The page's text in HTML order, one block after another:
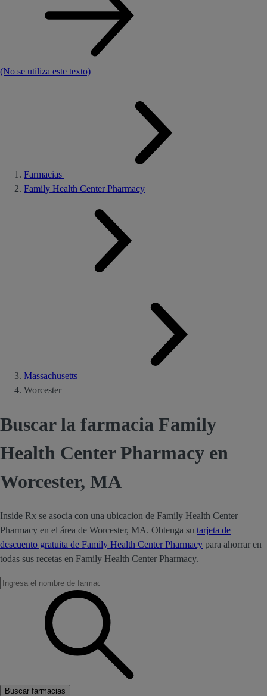
(No se utiliza este texto)
Farmacias
Family Health Center Pharmacy
Massachusetts
Worcester
Buscar la farmacia Family
Health Center Pharmacy en
Worcester, MA
Inside Rx se asocia con una ubicacion de Family Health Center
Pharmacy en el área de Worcester, MA. Obtenga su tarjeta de
descuento gratuita de Family Health Center Pharmacy para ahorrar en
todas sus recetas en Family Health Center Pharmacy.
Buscar farmacias